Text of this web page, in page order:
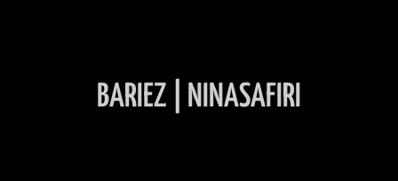
BARIEZ | NINASAFIRI